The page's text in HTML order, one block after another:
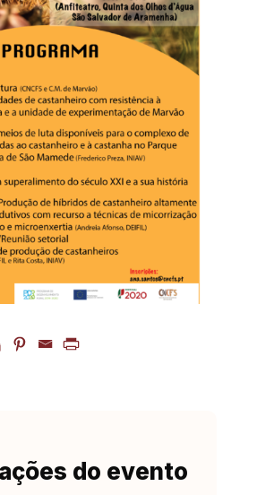
do evento